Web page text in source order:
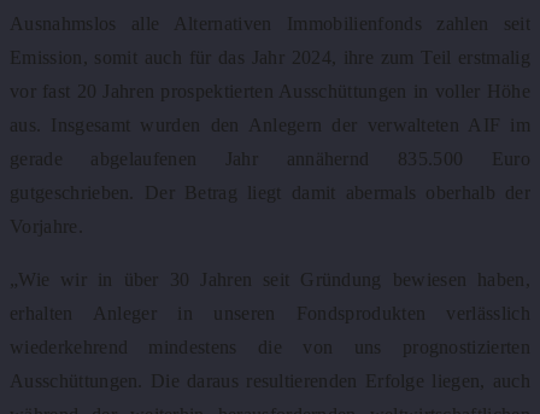
Ausnahmslos alle Alternativen Immobilienfonds zahlen seit
Emission, somit auch für das Jahr 2024, ihre zum Teil erstmalig
vor fast 20 Jahren prospektierten Ausschüttungen in voller Höhe
aus. Insgesamt wurden den Anlegern der verwalteten AIF im
gerade abgelaufenen Jahr annähernd 835.500 Euro
gutgeschrieben. Der Betrag liegt damit abermals oberhalb der
Vorjahre.
„Wie wir in über 30 Jahren seit Gründung bewiesen haben,
erhalten Anleger in unseren Fondsprodukten verlässlich
wiederkehrend mindestens die von uns prognostizierten
Ausschüttungen. Die daraus resultierenden Erfolge liegen, auch